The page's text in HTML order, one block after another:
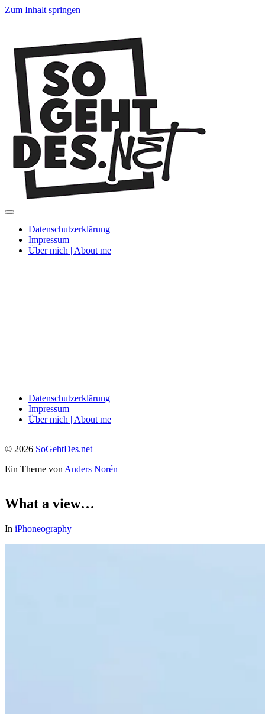
Zum Inhalt springen
Menü
umschaltenDatenschutzerklärung
Impressum
Über mich | About me
Datenschutzerklärung
Impressum
Über mich | About me
© 2026 SoGehtDes.net
Ein Theme von Anders Norén
What a view…
In iPhoneography